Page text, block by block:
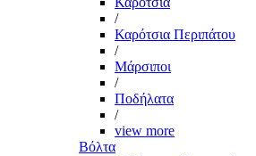
/
Καρότσια Περιπάτου
/
Μάρσιποι
/
Ποδήλατα
/
view more
Βόλτα